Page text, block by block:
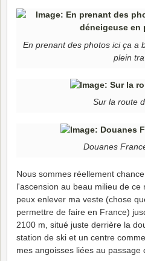
En prenant des photos ici ça a
plein
Sur la route
Douanes
Nous sommes réellement
l'ascension au beau milieu de ce
peux enlever ma veste (chose
permettre de faire en France)
2100 m, situé juste derrière la
station de ski et un centre
mes angoisses liées au